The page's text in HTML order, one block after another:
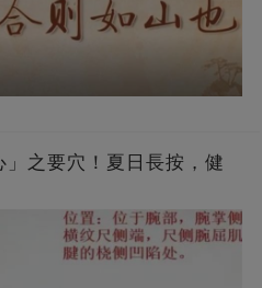
之要穴！夏日長按，健